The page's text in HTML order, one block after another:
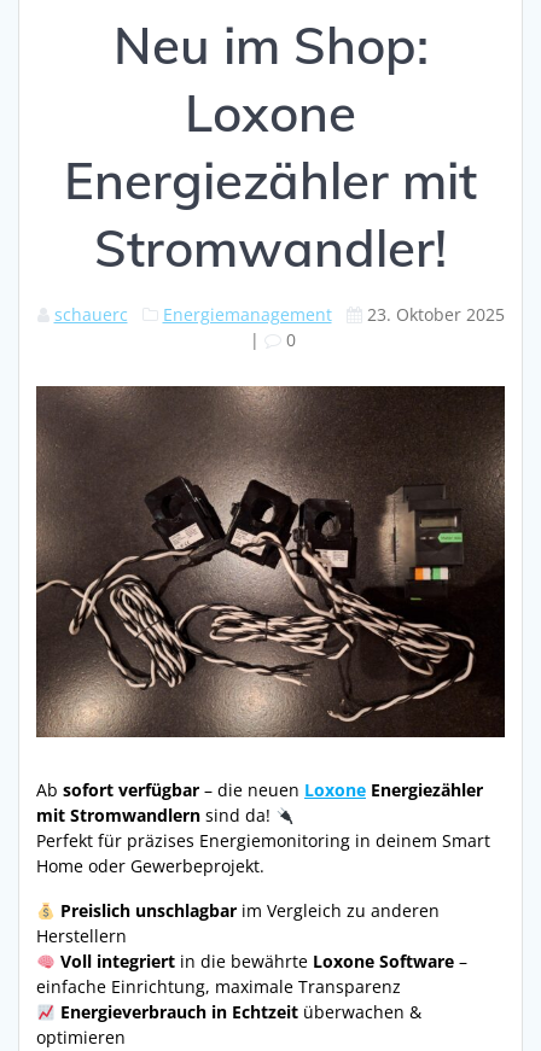
Neu im Shop:
Loxone
Energiezähler mit
Stromwandler!
schauerc Energiemanagement
23. Oktober 2025
|
0
Ab sofort verfügbar – die neuen Loxone Energiezähler
mit Stromwandlern sind da!
Perfekt für präzises Energiemonitoring in deinem Smart
Home oder Gewerbeprojekt.
Preislich unschlagbarim Vergleich zu anderen
Herstellern
Voll integriertin die bewährte Loxone Software–
einfache Einrichtung, maximale Transparenz
Energieverbrauch in Echtzeitüberwachen &
optimieren